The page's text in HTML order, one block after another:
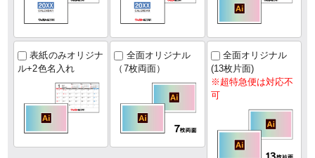
表紙のみオリジナ
ル+2色名入れ
全面オリジナル
（7枚両面）
全面オリジナル
(13枚片面)
※超特急便は対応不
可